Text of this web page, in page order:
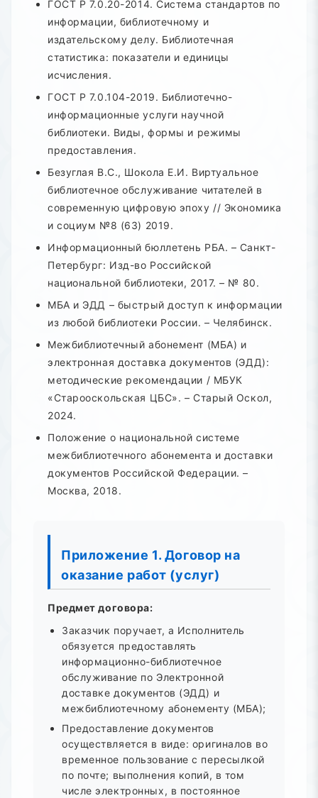
ГОСТ Р 7.0.20-2014. Система стандартов по
информации, библиотечному и
издательскому делу. Библиотечная
статистика: показатели и единицы
исчисления.
ГОСТ Р 7.0.104-2019. Библиотечно-
информационные услуги научной
библиотеки. Виды, формы и режимы
предоставления.
Безуглая В.С., Шокола Е.И. Виртуальное
библиотечное обслуживание читателей в
современную цифровую эпоху // Экономика
и социум №8 (63) 2019.
Информационный бюллетень РБА. – Санкт-
Петербург: Изд-во Российской
национальной библиотеки, 2017. – № 80.
МБА и ЭДД – быстрый доступ к информации
из любой библиотеки России. – Челябинск.
Межбиблиотечный абонемент (МБА) и
электронная доставка документов (ЭДД):
методические рекомендации / МБУК
«Старооскольская ЦБС». – Старый Оскол,
2024.
Положение о национальной системе
межбиблиотечного абонемента и доставки
документов Российской Федерации. –
Москва, 2018.
Приложение 1. Договор на
оказание работ (услуг)
Предмет договора:
Заказчик поручает, а Исполнитель
обязуется предоставлять
информационно-библиотечное
обслуживание по Электронной
доставке документов (ЭДД) и
межбиблиотечному абонементу (МБА);
Предоставление документов
осуществляется в виде: оригиналов во
временное пользование с пересылкой
по почте; выполнения копий, в том
числе электронных, в постоянное